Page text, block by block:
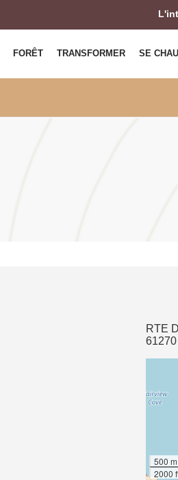
FORÊT TRANSFORMER SE
RTE
500 m
2000